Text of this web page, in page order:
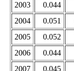
2003
0.044
2004
0.051
2005
0.052
2006
0.044
2007
0.045